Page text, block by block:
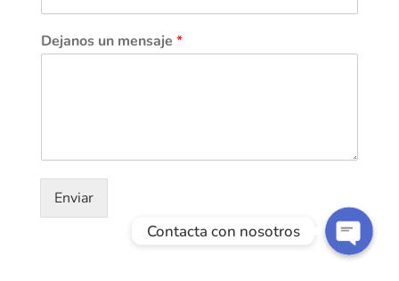
Dejanos un mensaje *
Enviar
Contacta con nosotros